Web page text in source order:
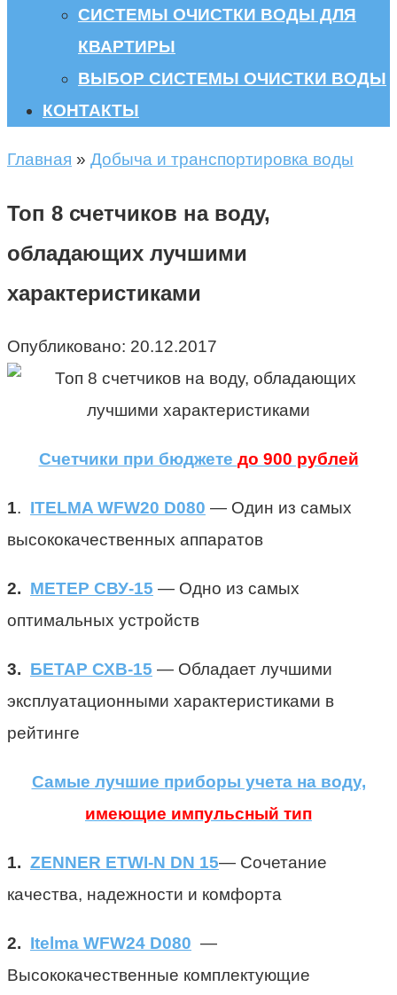
СИСТЕМЫ ОЧИСТКИ ВОДЫ ДЛЯ
КВАРТИРЫ
ВЫБОР СИСТЕМЫ ОЧИСТКИ ВОДЫ
КОНТАКТЫ
Главная » Добыча и транспортировка воды
Топ 8 счетчиков на воду,
обладающих лучшими
характеристиками
Опубликовано: 20.12.2017
Счетчики при бюджете до 900 рублей
1. ITELMA WFW20 D080 — Один из самых
высококачественных аппаратов
2. МЕТЕР СВУ-15 — Одно из самых
оптимальных устройств
3. БЕТАР СХВ-15 — Обладает лучшими
эксплуатационными характеристиками в
рейтинге
Самые лучшие приборы учета на воду,
имеющие импульсный тип
1. ZENNER ETWI-N DN 15— Сочетание
качества, надежности и комфорта
2. Itelma WFW24 D080 —
Высококачественные комплектующие